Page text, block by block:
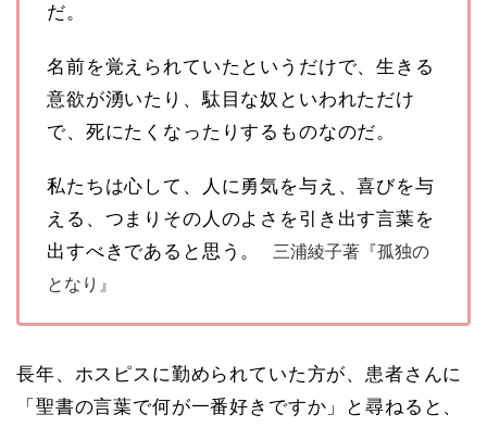
だ。
名前を覚えられていたというだけで、生きる
意欲が湧いたり、駄目な奴といわれただけ
で、死にたくなったりするものなのだ。
私たちは心して、人に勇気を与え、喜びを与
える、つまりその人のよさを引き出す言葉を
出すべきであると思う。
三浦綾子著『孤独の
となり』
長年、ホスピスに勤められていた方が、患者さんに
「聖書の言葉で何が一番好きですか」と尋ねると、